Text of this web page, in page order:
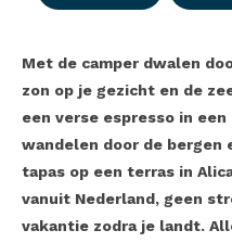
Met de camper dwalen
zon op je gezicht en de
een verse espresso in een
wandelen door de bergen
tapas op een terras in
vanuit Nederland, geen
vakantie zodra je landt.